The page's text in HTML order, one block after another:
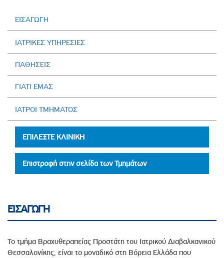
ΕΙΣΑΓΩΓΗ
ΙΑΤΡΙΚΕΣ ΥΠΗΡΕΣΙΕΣ
ΠΑΘΗΣΕΙΣ
ΓΙΑΤΙ ΕΜΑΣ
ΙΑΤΡΟΙ ΤΜΗΜΑΤΟΣ
ΕΠΙΛΕΞΤΕ ΚΛΙΝΙΚΗ
Επιστροφή στην σελίδα των Τμημάτων
ΕΙΣΑΓΩΓΗ
Το τμήμα Βραχυθεραπείας Προστάτη του Ιατρικού Διαβαλκανικού
Θεσσαλονίκης, είναι το μοναδικό στη Βόρεια Ελλάδα που